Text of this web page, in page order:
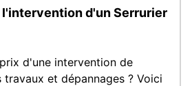
d'un Serrurier
d'une intervention de
travaux et dépannages ? Voici